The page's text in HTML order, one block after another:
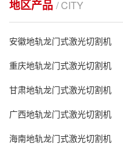
地区产品 / CITY
安徽地轨龙门式激光切割机
重庆地轨龙门式激光切割机
甘肃地轨龙门式激光切割机
广西地轨龙门式激光切割机
海南地轨龙门式激光切割机